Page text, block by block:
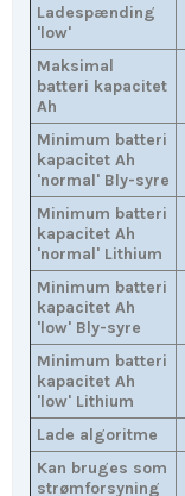
Ladespænding
'low'
Maksimal
batteri kapacitet
Ah
Minimum batteri
kapacitet Ah
'normal' Bly-syre
Minimum batteri
kapacitet Ah
'normal' Lithium
Minimum batteri
kapacitet Ah
'low' Bly-syre
Minimum batteri
kapacitet Ah
'low' Lithium
Lade algoritme
Kan bruges som
strømforsyning